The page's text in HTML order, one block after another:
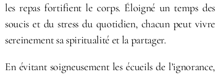
les repas fortifient le corps. Éloigné un temps des
soucis et du stress du quotidien, chacun peut vivre
sereinement sa spiritualité et la partager.
En évitant soigneusement les écueils de l’ignorance,